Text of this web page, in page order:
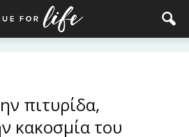
πιτυρίδα,
κακοσμία του